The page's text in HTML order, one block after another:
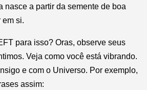
nasce a partir da semente de boa
em si.
para isso? Oras, observe seus
Veja como você está vibrando.
e com o Universo. Por exemplo,
assim: